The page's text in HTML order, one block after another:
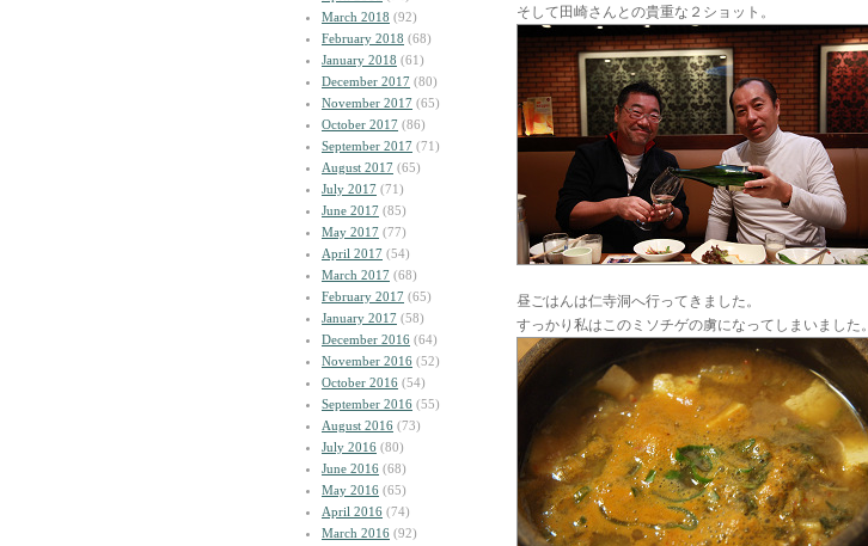
March 2018 (92)
February 2018 (68)
January 2018 (61)
December 2017 (80)
November 2017 (65)
October 2017 (86)
September 2017 (71)
August 2017 (65)
July 2017 (71)
June 2017 (85)
May 2017 (77)
April 2017 (54)
March 2017 (68)
February 2017 (65)
January 2017 (58)
December 2016 (64)
November 2016 (52)
October 2016 (54)
September 2016 (55)
August 2016 (73)
July 2016 (80)
June 2016 (68)
May 2016 (65)
April 2016 (74)
March 2016 (92)
そして田崎さんとの貴重な２ショット。
昼ごはんは仁寺洞へ行ってきました。
すっかり私はこのミソチゲの虜になってしまいました。